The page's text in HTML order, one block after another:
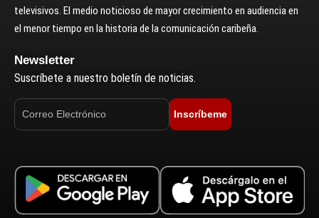
televisivos. El medio noticioso de mayor crecimiento en audiencia en
el menor tiempo en la historia de la comunicación caribeña.
Newsletter
Suscríbete a nuestro boletín de noticias.
Inscríbeme